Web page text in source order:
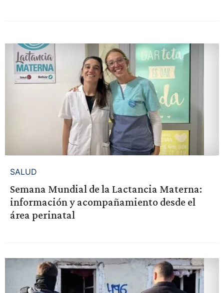
SALUD
Semana Mundial de la Lactancia Materna:
información y acompañamiento desde el
área perinatal